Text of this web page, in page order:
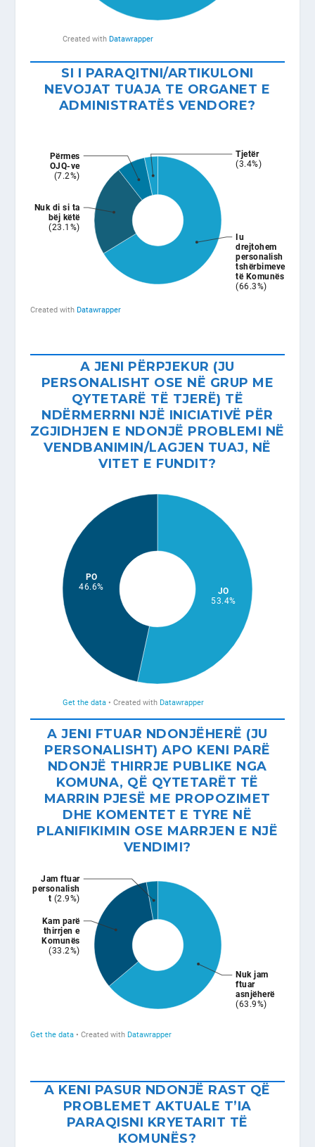
SI I PARAQITNI/ARTIKULONI
NEVOJAT TUAJA TE ORGANET E
ADMINISTRATËS VENDORE?
A JENI PËRPJEKUR (JU
PERSONALISHT OSE NË GRUP ME
QYTETARË TË TJERË) TË
NDËRMERRNI NJË INICIATIVË PËR
ZGJIDHJEN E NDONJË PROBLEMI NË
VENDBANIMIN/LAGJEN TUAJ, NË
VITET E FUNDIT?
A JENI FTUAR NDONJËHERË (JU
PERSONALISHT) APO KENI PARË
NDONJË THIRRJE PUBLIKE NGA
KOMUNA, QË QYTETARËT TË
MARRIN PJESË ME PROPOZIMET
DHE KOMENTET E TYRE NË
PLANIFIKIMIN OSE MARRJEN E NJË
VENDIMI?
A KENI PASUR NDONJË RAST QË
PROBLEMET AKTUALE T’IA
PARAQISNI KRYETARIT TË
KOMUNËS?